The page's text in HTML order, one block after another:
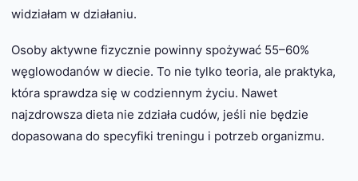
widziałam w działaniu.
Osoby aktywne fizycznie powinny spożywać 55–60%
węglowodanów w diecie. To nie tylko teoria, ale praktyka,
która sprawdza się w codziennym życiu. Nawet
najzdrowsza dieta nie zdziała cudów, jeśli nie będzie
dopasowana do specyfiki treningu i potrzeb organizmu.